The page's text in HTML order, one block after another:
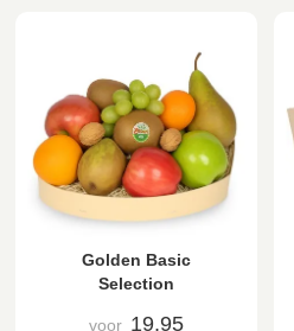
Golden Basic
Selection
voor 19,95